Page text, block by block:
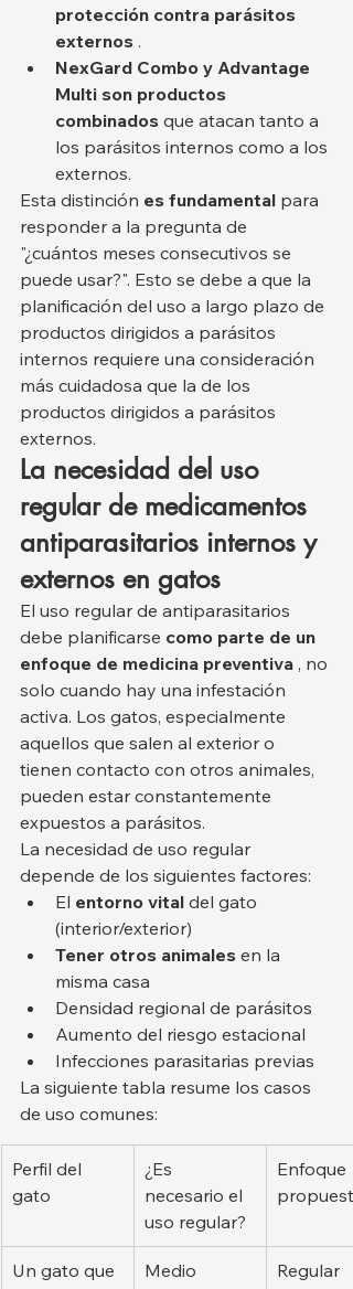
protección contra parásitos
externos .
NexGard Combo y Advantage
Multi son productos
combinados que atacan tanto a
los parásitos internos como a los
externos.
Esta distinción es fundamental para
responder a la pregunta de
"¿cuántos meses consecutivos se
puede usar?". Esto se debe a que la
planificación del uso a largo plazo de
productos dirigidos a parásitos
internos requiere una consideración
más cuidadosa que la de los
productos dirigidos a parásitos
externos.
La necesidad del uso
regular de medicamentos
antiparasitarios internos y
externos en gatos
El uso regular de antiparasitarios
debe planificarse como parte de un
enfoque de medicina preventiva , no
solo cuando hay una infestación
activa. Los gatos, especialmente
aquellos que salen al exterior o
tienen contacto con otros animales,
pueden estar constantemente
expuestos a parásitos.
La necesidad de uso regular
depende de los siguientes factores:
El entorno vital del gato
(interior/exterior)
Tener otros animales en la
misma casa
Densidad regional de parásitos
Aumento del riesgo estacional
Infecciones parasitarias previas
La siguiente tabla resume los casos
de uso comunes:
Perfil del
gato
¿Es
necesario el
uso regular?
Enfoque
propuesto
Un gato que
Medio
Regular